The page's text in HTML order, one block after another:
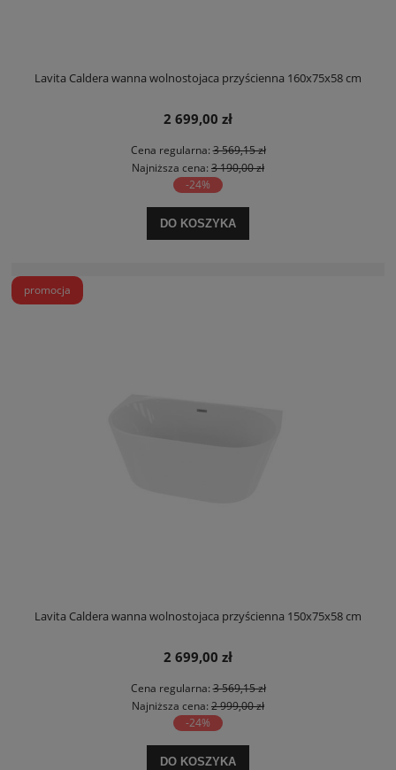
Lavita Caldera wanna wolnostojaca przyścienna 160x75x58 cm
2 699,00 zł
Cena regularna:3 569,15 zł
Najniższa cena: 3 190,00 zł
-24%
DO KOSZYKA
Lavita Caldera wanna wolnostojaca przyścienna 150x75x58 cm
2 699,00 zł
Cena regularna:3 569,15 zł
Najniższa cena: 2 999,00 zł
-24%
DO KOSZYKA
promocja